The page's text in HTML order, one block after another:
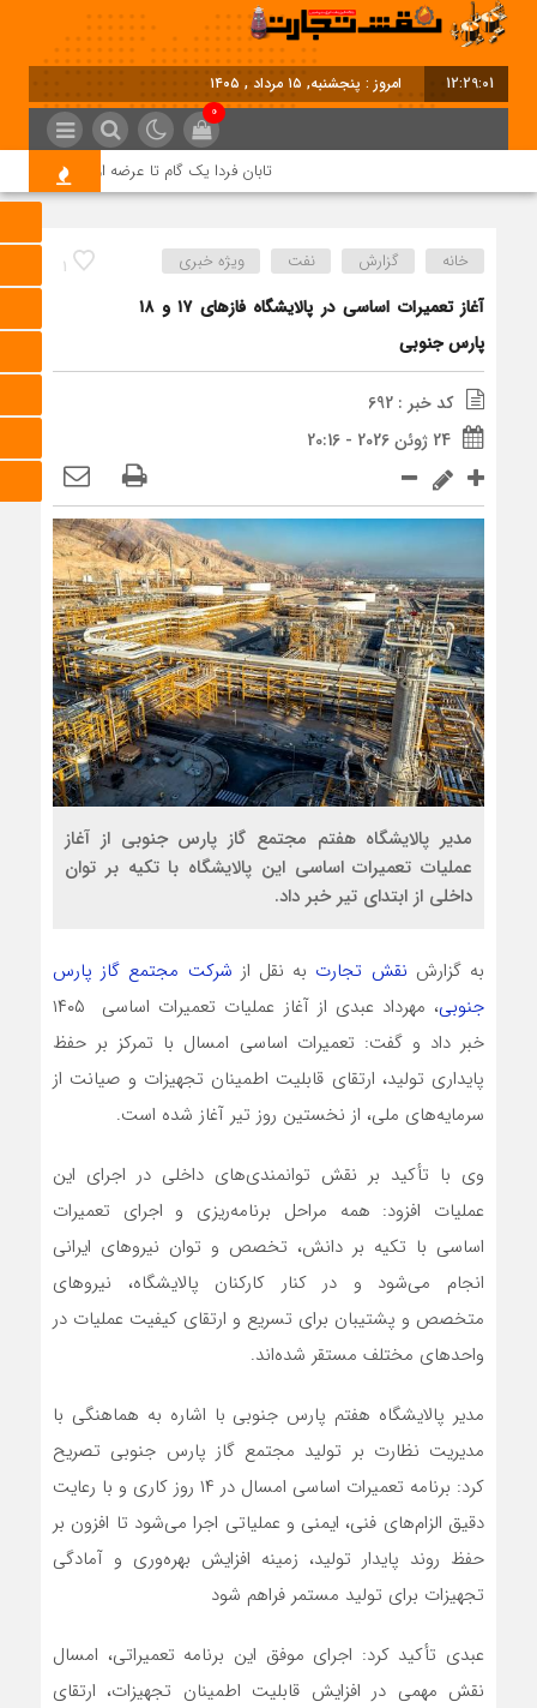
12:29:01 امروز : پنجشنبه, ۱۵ مرداد , ۱۴۰۵
0
تابان فردا یک گام تا عرضه اولیه؛ نماد
1 خانه گزارش نفت ویژه خبری
آغاز تعمیرات اساسی در پالایشگاه فازهای ۱۷ و ۱۸
پارس جنوبی
کد خبر : 692
24 ژوئن 2026 - 20:16
مدیر پالایشگاه هفتم مجتمع گاز پارس جنوبی از آغاز
عملیات تعمیرات اساسی این پالایشگاه با تکیه بر توان
داخلی از ابتدای تیر خبر داد.
به گزارش نقش تجارت به نقل از شرکت مجتمع گاز پارس
جنوبی
، مهرداد عبدی از آغاز عملیات تعمیرات اساسی ۱۴۰۵
خبر داد و گفت: تعمیرات اساسی امسال با تمرکز بر حفظ
پایداری تولید، ارتقای قابلیت اطمینان تجهیزات و صیانت از
سرمایه‌های ملی، از نخستین روز تیر آغاز شده است.
وی با تأکید بر نقش توانمندی‌های داخلی در اجرای این
عملیات افزود: همه مراحل برنامه‌ریزی و اجرای تعمیرات
اساسی با تکیه بر دانش، تخصص و توان نیروهای ایرانی
انجام می‌شود و در کنار کارکنان پالایشگاه، نیروهای
متخصص و پشتیبان برای تسریع و ارتقای کیفیت عملیات در
واحدهای مختلف مستقر شده‌اند.
مدیر پالایشگاه هفتم پارس جنوبی با اشاره به هماهنگی با
مدیریت نظارت بر تولید مجتمع گاز پارس جنوبی تصریح
کرد: برنامه تعمیرات اساسی امسال در ۱۴ روز کاری و با رعایت
دقیق الزام‌های فنی، ایمنی و عملیاتی اجرا می‌شود تا افزون بر
حفظ روند پایدار تولید، زمینه افزایش بهره‌وری و آمادگی
تجهیزات برای تولید مستمر فراهم شود
عبدی تأکید کرد: اجرای موفق این برنامه تعمیراتی، امسال
نقش مهمی در افزایش قابلیت اطمینان تجهیزات، ارتقای